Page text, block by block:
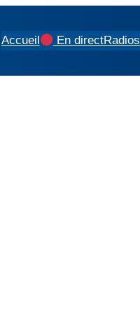
Accueil En directRadios